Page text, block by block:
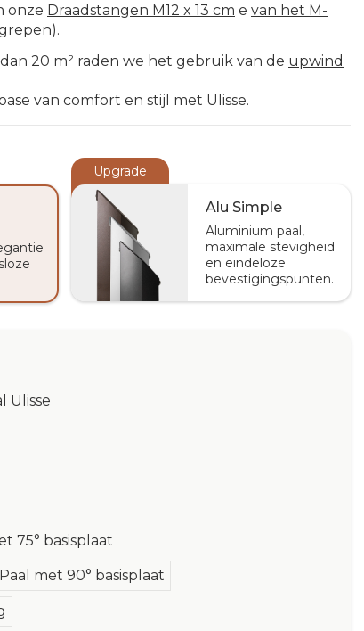
onze Draadstangen M12 x 13 cm e van het M-
20 m² raden we het gebruik van de upwind
van comfort en stijl met Ulisse.
Upgrade
Alu Simple
Aluminium paal,
maximale stevigheid
en eindeloze
bevestigingspunten.
Ulisse
Ulisse
75° basisplaat
Paal met 90° basisplaat